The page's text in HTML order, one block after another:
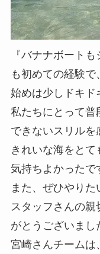
『バナナボート
も初めての経験で、
始めは少しドキド
私たちにとって普
できないスリルを
きれいな海をとて
気持ちよかったで
また、ぜひやりた
スタッフさんの親
がとうございまし
宮崎さんチームは